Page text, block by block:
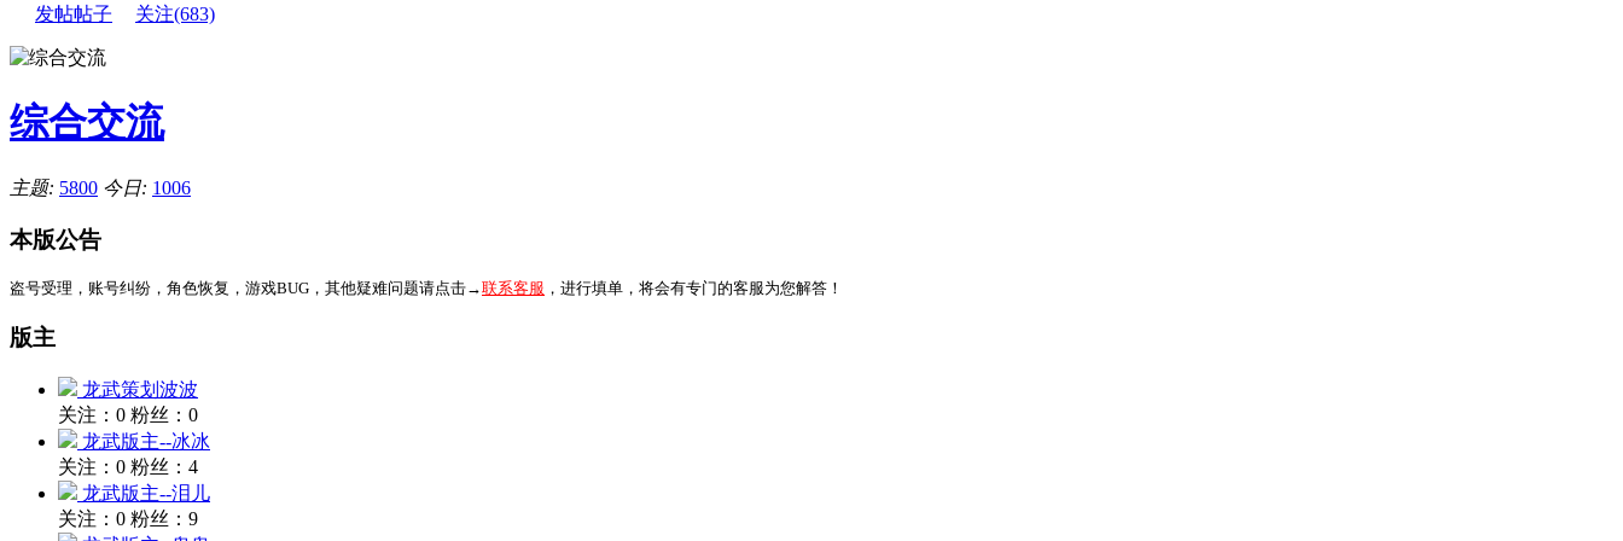
发帖帖子 关注(683)
综合交流
主题: 5800 今日: 1006
本版公告
盗号受理，账号纠纷，角色恢复，游戏BUG，其他疑难问题请点击→联系客服 ，进行填单，将会有专门的客服为您解答！
版主
龙武策划波波
关注：0 粉丝：0
龙武版主--冰冰
关注：0 粉丝：4
龙武版主--泪儿
关注：0 粉丝：9